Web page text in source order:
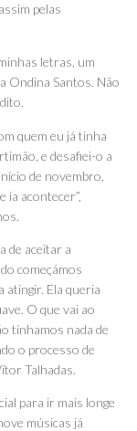
pelas
letras, um
Ondina Santos. Não
quem eu já tinha
e desafiei-o a
de novembro,
ia acontecer”,
de aceitar a
começámos
atingir. Ela queria
O que vai ao
tínhamos nada de
o processo de
Talhadas.
para ir mais longe
músicas já